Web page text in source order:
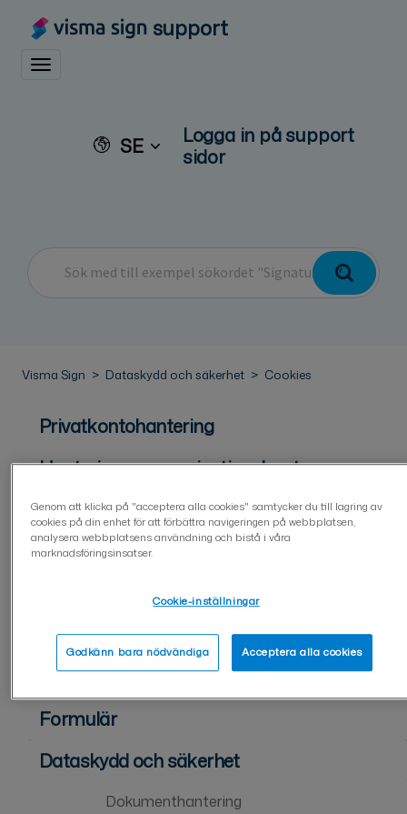
support
Toggle navigation
SE
Logga in på support
sidor
Visma Sign Dataskydd och säkerhet Cookies
Privatkontohantering
Hantering av organisationskonto
Tvåstegsverifiering (2FA)
Användarhantering på företagskonto
För dokumentsändare
För dokumentunderskrivare
Dokumenthantering
Formulär
Dataskydd och säkerhet
Dokumenthantering
Genom att klicka på "acceptera alla cookies" samtycker du till lagring av
cookies på din enhet för att förbättra navigeringen på webbplatsen,
analysera webbplatsens användning och bistå i våra
marknadsföringsinsatser.
Cookie-inställningar
Godkänn bara nödvändiga Acceptera alla cookies